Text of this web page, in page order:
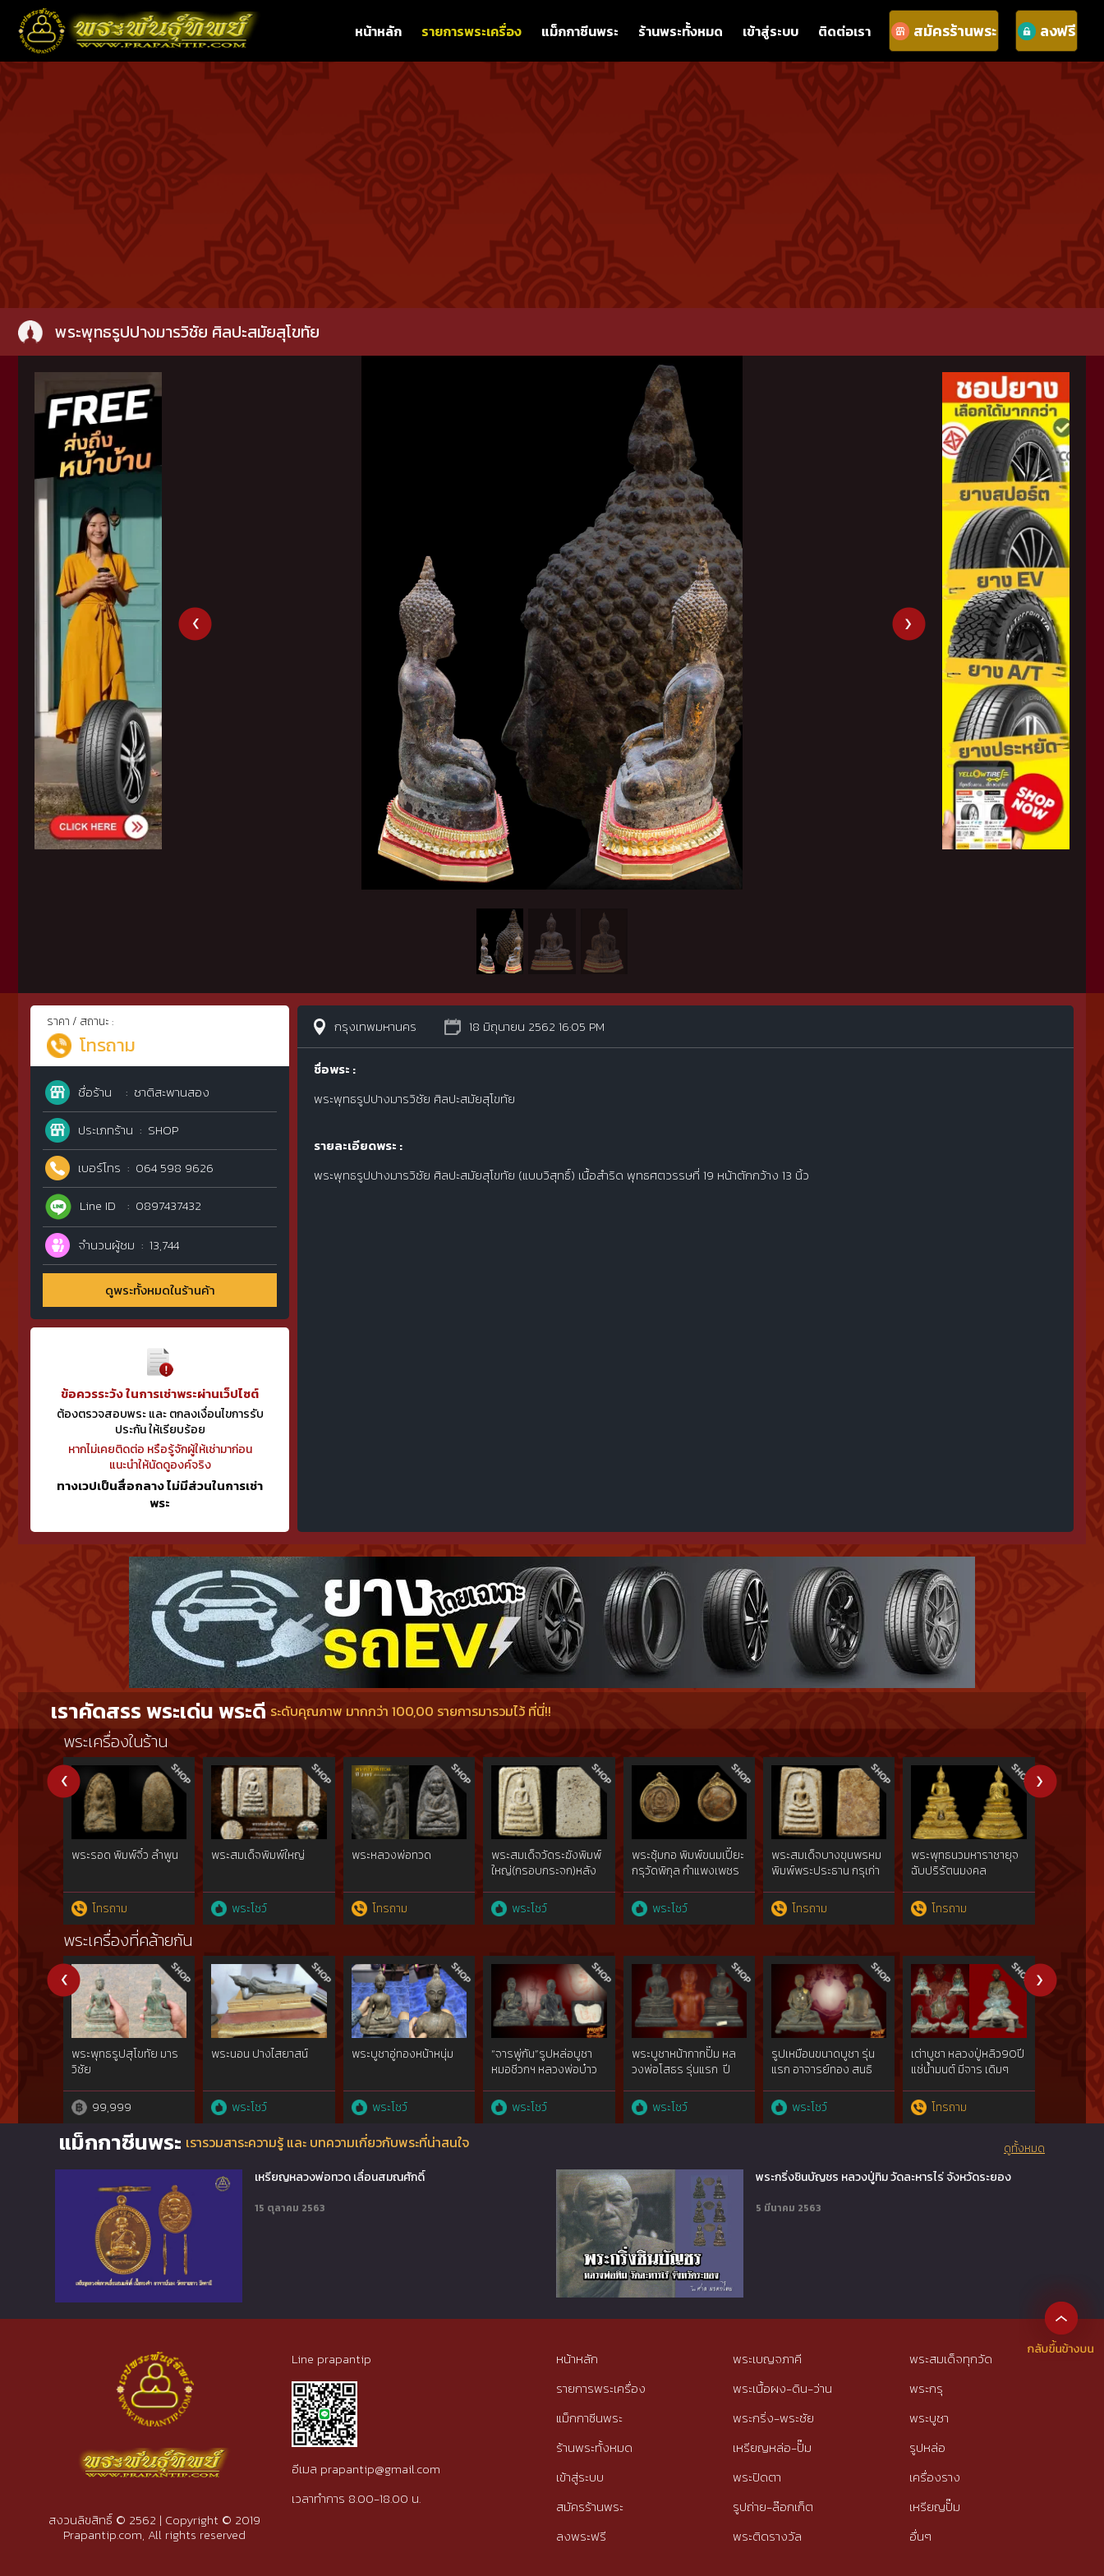
หน้าหลัก รายการพระเครื่อง แม็กกาซีนพระ ร้านพระทั้งหมด เข้าสู่ระบบ ติดต่อเรา สมัครร้านพระ ลงฟรี
พระพุทธรูปปางมารวิชัย ศิลปะสมัยสุโขทัย
ราคา / สถานะ :
โทรถาม
ชื่อร้าน
ชาติสะพานสอง
ประเภทร้าน
SHOP
เบอร์โทร
064 598 9626
Line ID
0897437432
จำนวนผู้ชม 13,744
ดูพระทั้งหมดในร้านค้า
ข้อควรระวัง ในการเช่าพระผ่านเว็ปไซต์
ต้องตรวจสอบพระ และ ตกลงเงื่อนไขการรับ
ประกัน ให้เรียบร้อย
หากไม่เคยติดต่อ หรือรู้จักผู้ให้เช่ามาก่อน
แนะนำให้นัดดูองค์จริง
ทางเวปเป็นสื่อกลาง ไม่มีส่วนในการเช่า
พระ
กรุงเทพมหานคร 18 มิถุนายน 2562 16:05 PM
ชื่อพระ :
พระพุทธรูปปางมารวิชัย ศิลปะสมัยสุโขทัย
รายละเอียดพระ :
พระพุทธรูปปางมารวิชัย ศิลปะสมัยสุโขทัย (แบบวิสุทธิ์) เนื้อสำริด พุทธศตวรรษที่ 19 หน้าตักกว้าง 13 นิ้ว
เราคัดสรร พระเด่น พระดี ระดับคุณภาพ มากกว่า 100,00 รายการมารวมไว้ ที่นี่!!
พระเครื่องในร้าน
พระรอด พิมพ์จิ๋ว ลำพูน
โทรถาม
พระสมเด็จพิมพ์ใหญ่
พระโชว์
พระหลวงพ่อทวด
โทรถาม
พระสมเด็จวัดระฆังพิมพ์
ใหญ่(กรอบกระจก)หลัง
Watrakhang Pim Yai
(Printing Lines)
พระโชว์
พระซุ้มกอ พิมพ์ขนมเปี๊ยะ
กรุวัดพิกุล กำแพงเพชร
พระโชว์
พระสมเด็จบางขุนพรหม
พิมพ์พระประธาน กรุเก่า
โทรถาม
พระพุทธนวมหาราชายุจ
ฉับปริรัตนมงคล
โทรถาม พระโ
พระเครื่องที่คล้ายกัน
พระพุทธรูปสุโขทัย มาร
วิชัย
99,999
พระนอน ปางไสยาสน์
พระโชว์
พระบูชาอู่ทองหน้าหนุ่ม
พระโชว์
“จารพู่กัน”รูปหล่อบูชา
หมอชีวกฯ หลวงพ่อบ๋าว
พระโชว์
พระบูชาหน้ากากปั๊ม หล
วงพ่อโสธร รุ่นแรก ปี
พระโชว์
รูปเหมือนขนาดบูชา รุ่น
แรก อาจารย์ทอง สนธิ
พระโชว์
เต่าบูชา หลวงปู่หลิว90ปี
แช่น้ำมนต์ มีจาร เดิมๆ
โทรถาม
วงพ่อโสธ
โทรถ
แม็กกาซีนพระ เรารวมสาระความรู้ และ บทความเกี่ยวกับพระที่น่าสนใจ
เหรียญหลวงพ่อทวด เลื่อนสมณศักดิ์
15 ตุลาคม 2563
พระกริ่งชินบัญชร หลวงปู่ทิม วัดละหารไร่ จังหวัดระยอง
5 มีนาคม 2563
ดูทั้งหมด
สงวนลิขสิทธิ์ © 2562 | Copyright © 2019
Prapantip.com, All rights reserved
Line prapantip
อีเมล prapantip@gmail.com
เวลาทำการ 8.00-18.00 น.
หน้าหลัก
รายการพระเครื่อง
แม็กกาซีนพระ
ร้านพระทั้งหมด
เข้าสู่ระบบ
สมัครร้านพระ
ลงพระฟรี
พระเบญจภาคี
พระเนื้อผง-ดิน-ว่าน
พระกริ่ง-พระชัย
เหรียญหล่อ-ปั๊ม
พระปิดตา
รูปถ่าย-ล๊อกเก็ต
พระติดรางวัล
พระสมเด็จทุกวัด
พระกรุ
พระบูชา
รูปหล่อ
เครื่องราง
เหรียญปั๊ม
อื่นๆ